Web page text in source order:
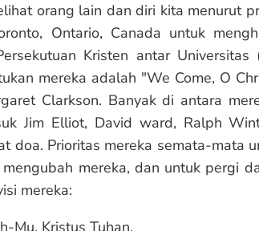
orang lain dan diri kita menurut
Ontario, Canada untuk
Kristen antar
mereka adalah "We Come, O
Clarkson. Banyak di antara
Jim Elliot, David ward, Ralph
doa. Prioritas mereka semata-mata
mereka, dan untuk pergi
mereka:
Mu, Kristus Tuhan,